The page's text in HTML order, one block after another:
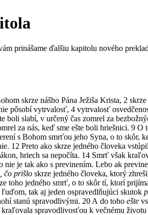
prinášame ďalšiu kapitolu nového
skrze nášho Pána Ježiša Krista, 2
pôsobí vytrvalosť, 4 vytrvalosť
boli slabí, v určený čas zomrel za
za nás, keď sme ešte boli hriešnici. 9
s Bohom smrťou jeho Syna, o to skôr,
12 Preto ako skrze jedného človeka
hriech sa nepočíta. 14 Smrť však
nie je tak ako s previnením. Lebo ak
čo prišlo skrze jedného človeka, ktorý
toho jedného smrť, o to skôr tí, ktorí
ľuďom, tak aj jeden ospravedlňujúci skutok
stanú spravodlivými. 20 A do toho ešte
spravodlivosťou k večnému životu